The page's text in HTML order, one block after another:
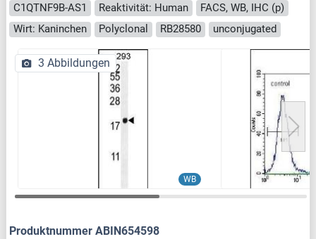
C1QTNF9B-AS1 Reaktivität: Human
FACS, WB, IHC (p)
Wirt: Kaninchen
Polyclonal RB28580 unconjugated
WB
3 Abbildungen
Produktnummer ABIN654598